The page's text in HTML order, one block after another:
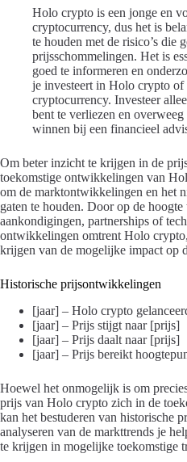
Holo crypto is een jonge en
cryptocurrency, dus het is
te houden met de risico’s die
prijsschommelingen. Het is
goed te informeren en
je investeert in Holo crypto of
cryptocurrency. Investeer
bent te verliezen en
winnen bij een financieel
Om beter inzicht te krijgen in de
toekomstige ontwikkelingen van
om de marktontwikkelingen en het
gaten te houden. Door op de
aankondigingen, partnerships of
ontwikkelingen omtrent Holo
krijgen van de mogelijke impact op
Historische prijsontwikkelingen
[jaar] – Holo crypto
[jaar] – Prijs stijgt naar [prijs]
[jaar] – Prijs daalt naar [prijs]
[jaar] – Prijs bereikt
Hoewel het onmogelijk is om
prijs van Holo crypto zich in de
kan het bestuderen van historische
analyseren van de markttrends je
te krijgen in mogelijke toekomstige